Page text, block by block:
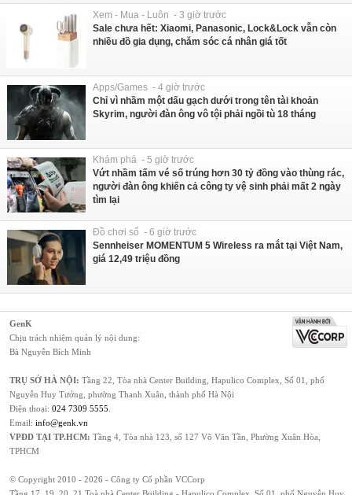
Xem - Mua - Luôn - 3 giờ trước
Sale chưa hết: Xiaomi, Panasonic, Lock&Lock vẫn còn
nhiều đồ gia dụng, chăm sóc cá nhân giá tốt
Apps/Games - 4 giờ trước
Chỉ vì nhầm một dấu gạch dưới trong tên tài khoản
Skyrim, người đàn ông vô tội phải ngồi tù 18 tháng
Khám phá - 5 giờ trước
Vứt nhầm tấm vé số trúng hơn 30 tỷ đồng vào thùng rác,
người đàn ông khiến cả công ty vệ sinh phải mất 2 ngày
tìm lại
Đồ chơi số - 6 giờ trước
Sennheiser MOMENTUM 5 Wireless ra mắt tại Việt Nam,
giá 12,49 triệu đồng
GenK
Chịu trách nhiệm quản lý nội dung:
Bà Nguyễn Bích Minh
TRỤ SỞ HÀ NỘI: Tầng 22, Tòa nhà Center Building, Hapulico Complex, Số 01, phố
Nguyễn Huy Tưởng, phường Thanh Xuân, thành phố Hà Nội
Điện thoại: 024 7309 5555
Email: info@genk.vn
VPĐD TẠI TP.HCM: Tầng 4, Tòa nhà 123, số 127 Võ Văn Tần, Phường Xuân Hòa,
TPHCM
© Copyright 2010 - 2026 - Công ty Cổ phần VCCorp